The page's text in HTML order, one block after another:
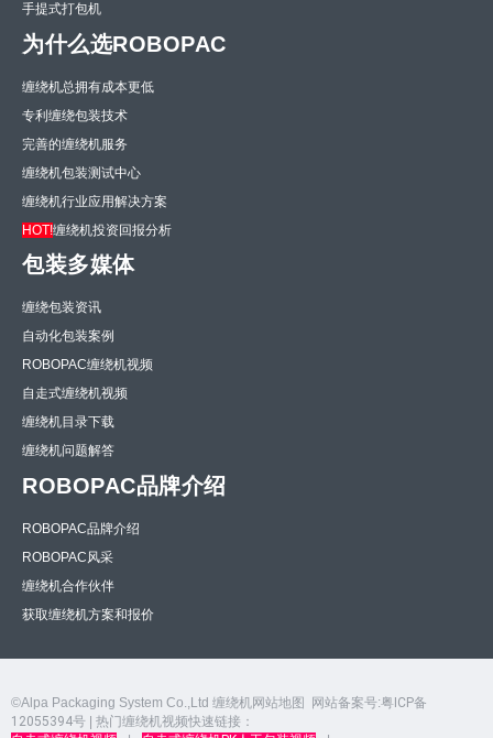
手提式打包机
为什么选ROBOPAC
缠绕机总拥有成本更低
专利缠绕包装技术
完善的缠绕机服务
缠绕机包装测试中心
缠绕机行业应用解决方案
HOT!缠绕机投资回报分析
包装多媒体
缠绕包装资讯
自动化包装案例
ROBOPAC缠绕机视频
自走式缠绕机视频
缠绕机目录下载
缠绕机问题解答
ROBOPAC品牌介绍
ROBOPAC品牌介绍
ROBOPAC风采
缠绕机合作伙伴
获取缠绕机方案和报价
©Alpa Packaging System Co.,Ltd 缠绕机网站地图 网站备案号:粤ICP备
12055394号 | 热门缠绕机视频快速链接：